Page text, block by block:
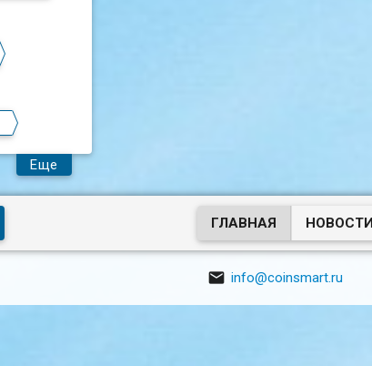
Еще
ГЛАВНАЯ НОВОСТИ
 info@coinsmart.ru